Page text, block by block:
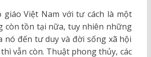
giáo Việt Nam với tư cách là một
còn tồn tại nữa, tuy nhiên những
nó đến tư duy và đời sống xã hội
vẫn còn. Thuật phong thủy, các